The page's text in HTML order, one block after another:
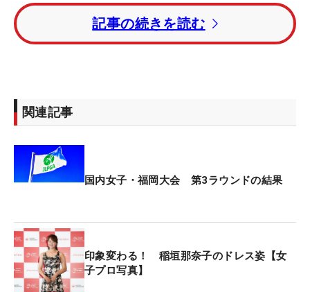
「ショットはだいぶ曲がってしまったけど、アプロ
ーチで頑張って、パットも入ってくれました」
前1.5メートルにつけて、2連続バーディ締め。フェ
アウェイキープ率は42.9％（6/14）と精度を欠いた
勝目が狙える位置までしっかり追い上げてきた。
ダミンカップ」では47位に入ったが、そこから2週
連続で決勝進出を逃し、前週も50位と奮わなかっ
た。
記事の続きを読む
関連記事
国内女子・福岡大会 第3ラウンドの結果
印象変わる！ 稲垣那奈子のドレス姿【女
子プロ写真】